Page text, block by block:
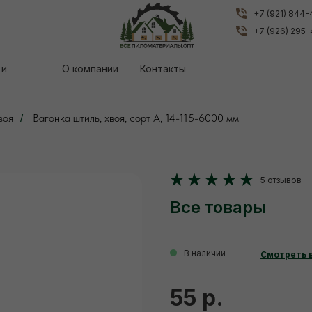
Контакты
О компании
+7 (921)
+7 (926)
Контакты
О компании
+7 (921)
+7 (926)
/ Вагонка штиль, хвоя, сорт А, 14-115-6000 мм
Все товары
55 р.
В наличии Смотреть
5 отзывов